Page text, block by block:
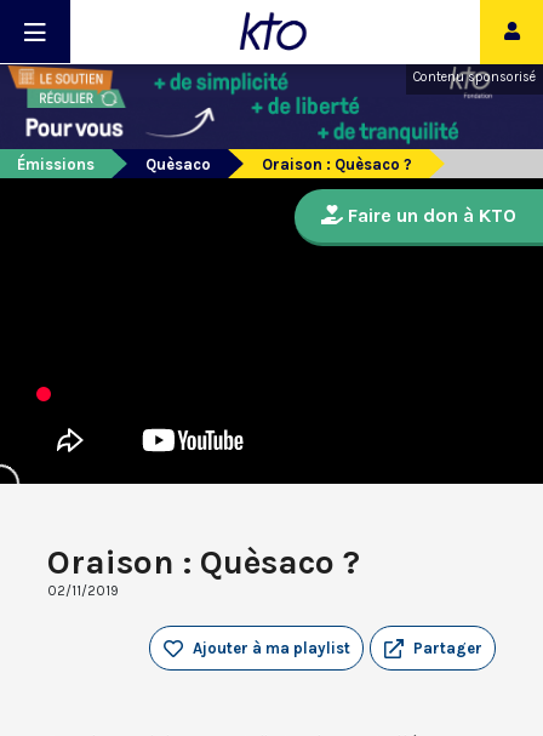
Contenu sponsorisé
Émissions Quèsaco Oraison : Quèsaco ?
Oraison : Quèsaco ?
02/11/2019
Partager
Ajouter à ma playlist
Faire un don à KTO